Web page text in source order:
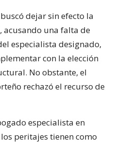
dejar sin efecto la
una falta de
especialista designado,
con la elección
No obstante, el
rechazó el recurso de
especialista en
peritajes tienen como